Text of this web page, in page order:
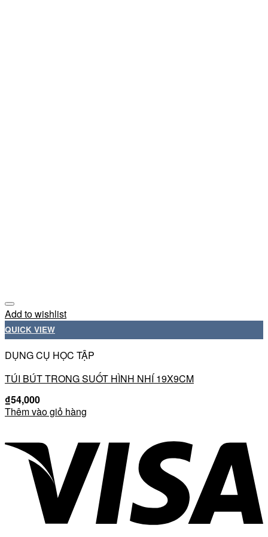
Add to wishlist
QUICK VIEW
DỤNG CỤ HỌC TẬP
TÚI BÚT TRONG SUỐT HÌNH NHÍ 19X9CM
₫54,000
Thêm vào giỏ hàng